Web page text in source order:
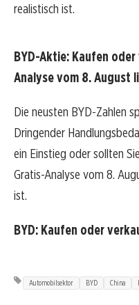
realistisch ist.
BYD-Aktie: Kaufen
Analyse vom 8.
Die neusten BYD-Zahlen
Dringender
ein Einstieg oder sollten
Gratis-Analyse vom 8.
ist.
BYD: Kaufen oder
Automobilsektor BYD China